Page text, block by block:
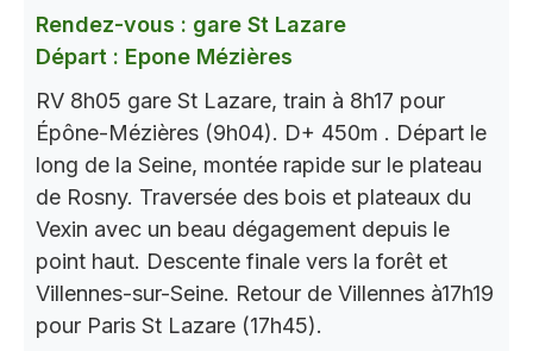
Rendez-vous : gare St Lazare
Départ : Epone Mézières
RV 8h05 gare St Lazare, train à 8h17 pour
Épône-Mézières (9h04). D+ 450m . Départ le
long de la Seine, montée rapide sur le plateau
de Rosny. Traversée des bois et plateaux du
Vexin avec un beau dégagement depuis le
point haut. Descente finale vers la forêt et
Villennes-sur-Seine. Retour de Villennes à17h19
pour Paris St Lazare (17h45).